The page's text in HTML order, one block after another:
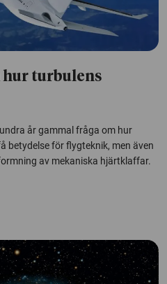
hur turbulens
år gammal fråga om hur
betydelse för flygteknik, men även
av mekaniska hjärtklaffar.